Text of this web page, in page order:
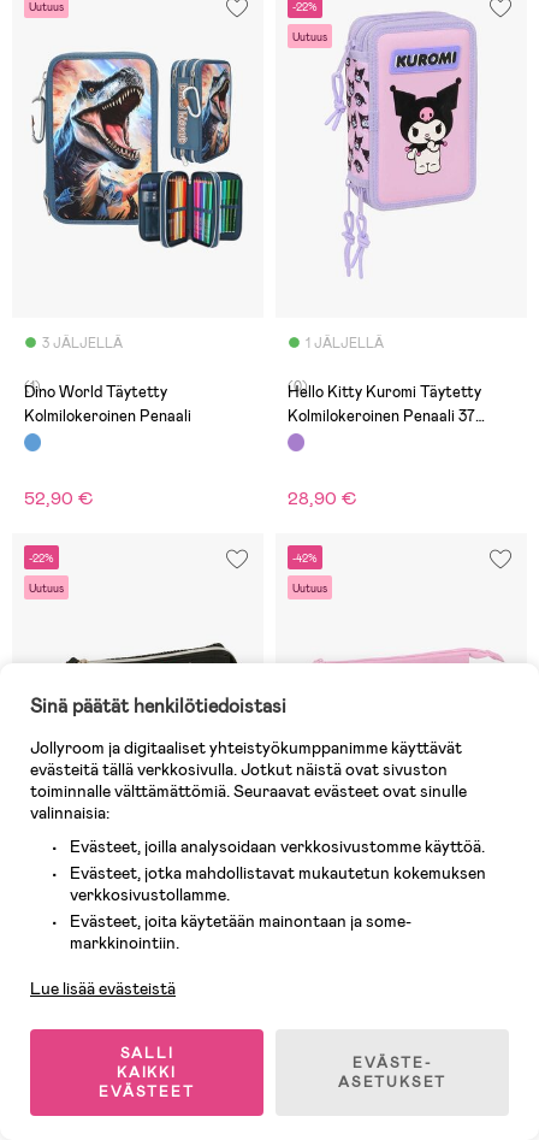
Uutuus
3 JÄLJELLÄ
(1)
Dino World Täytetty
Kolmilokeroinen Penaali
52,90 €
-22%
Uutuus
1 JÄLJELLÄ
(0)
Hello Kitty Kuromi Täytetty
Kolmilokeroinen Penaali 37
Osaa, Violetti/Pinkki
28,90 €
-22%
Uutuus
Varastossa
K-Pop Demon Hunters
-42%
Uutuus
10,90 €
Uutuus
Sinä päätät henkilötiedoistasi
Jollyroom ja digitaaliset yhteistyökumppanimme käyttävät
evästeitä tällä verkkosivulla. Jotkut näistä ovat sivuston
toiminnalle välttämättömiä. Seuraavat evästeet ovat sinulle
valinnaisia:
Evästeet, joilla analysoidaan verkkosivustomme käyttöä.
Evästeet, jotka mahdollistavat mukautetun kokemuksen
verkkosivustollamme.
Evästeet, joita käytetään mainontaan ja some-
markkinointiin.
Lue lisää evästeistä
SALLI
KAIKKI
EVÄSTEET
EVÄSTE-
ASETUKSET